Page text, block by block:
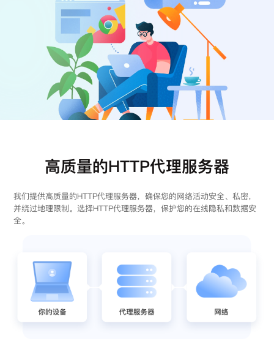
高质量的HTTP代理服务器
我们提供高质量的HTTP代理服务器，确保您的网络活动安全、私密，
并绕过地理限制。选择HTTP代理服务器，保护您的在线隐私和数据安
全。